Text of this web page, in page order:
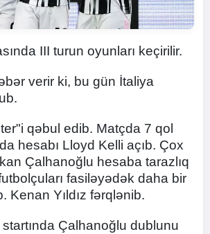
III turun oyunları keçirilir.
verir ki, bu gün İtaliya
qəbul edib. Matçda 7 qol
hesabı Lloyd Kelli açıb. Çox
Çalhanoğlu hesaba tarazlıq
fasiləyədək daha bir
Kenan Yıldız fərqlənib.
Çalhanoğlu dublunu